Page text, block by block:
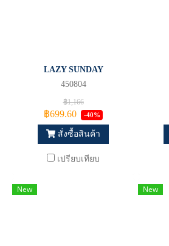
LAZY SUNDAY
450804
฿1,166
฿699.60 -40%
สั่งซื้อสินค้า
เปรียบเทียบ
New New